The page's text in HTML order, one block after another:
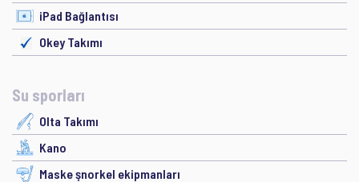
iPad Bağlantısı
Okey Takımı
Su sporları
Olta Takımı
Kano
Maske şnorkel ekipmanları